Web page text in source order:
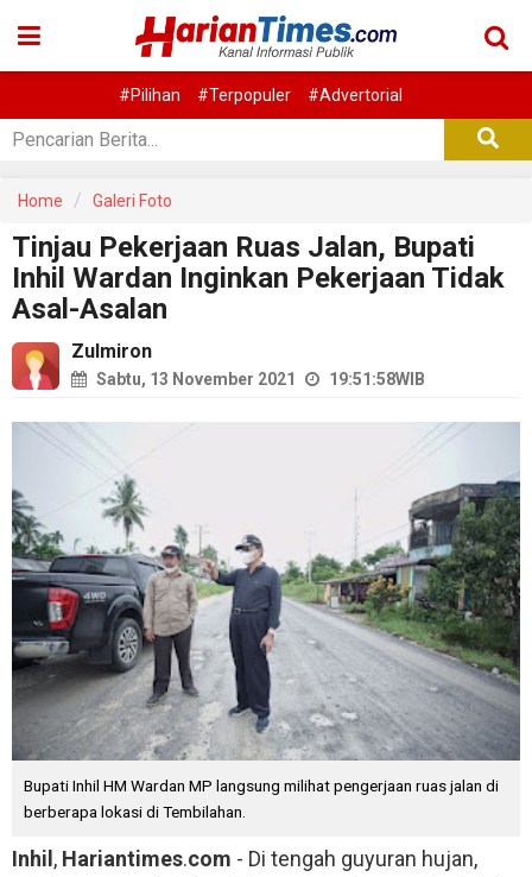
#Pilihan #Terpopuler #Advertorial
Home Galeri Foto
Tinjau Pekerjaan Ruas Jalan, Bupati
Inhil Wardan Inginkan Pekerjaan Tidak
Asal-Asalan
Zulmiron
Sabtu, 13 November 2021 19:51:58WIB
Bupati Inhil HM Wardan MP langsung milihat pengerjaan ruas jalan di
berberapa lokasi di Tembilahan.
Inhil , Hariantimes.com - Di tengah guyuran hujan,